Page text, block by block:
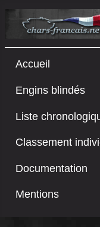
Accueil
Engins blindés
Liste
Classement
Documentation
Mentions